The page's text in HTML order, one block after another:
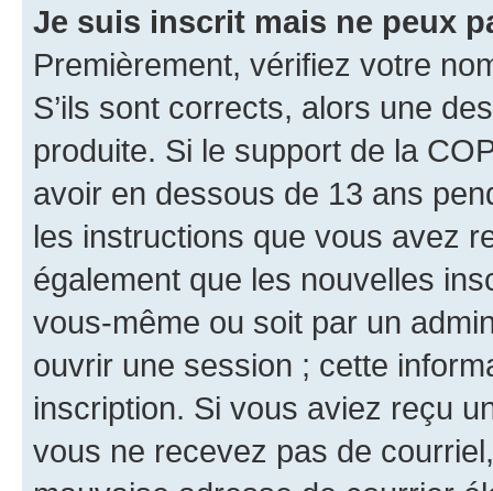
Je suis inscrit mais ne peux
Premièrement, vérifiez votre
S’ils sont corrects, alors une
produite. Si le support de la
avoir en dessous de 13 ans
les instructions que vous avez
également que les nouvelles
vous-même ou soit par un
ouvrir une session ; cette
inscription. Si vous aviez reçu
vous ne recevez pas de